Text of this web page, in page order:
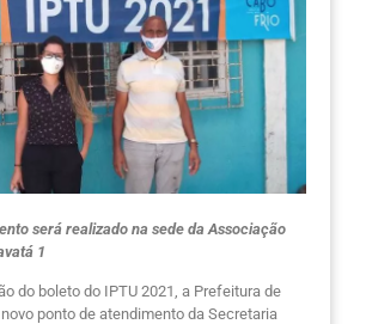
será realizado na sede da Associação
1
do boleto do IPTU 2021, a Prefeitura de
ponto de atendimento da Secretaria